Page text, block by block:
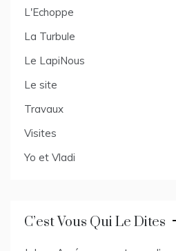
L'Echoppe
La Turbule
Le LapiNous
Le site
Travaux
Visites
Yo et Vladi
C’est Vous Qui Le Dites